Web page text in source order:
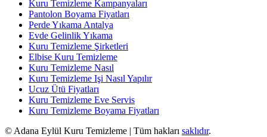
Kuru Temizleme Kampanyaları
Pantolon Boyama Fiyatları
Perde Yıkama Antalya
Evde Gelinlik Yıkama
Kuru Temizleme Şirketleri
Elbise Kuru Temizleme
Kuru Temizleme Nasıl
Kuru Temizleme Işi Nasıl Yapılır
Ucuz Ütü Fiyatları
Kuru Temizleme Eve Servis
Kuru Temizleme Boyama Fiyatları
© Adana Eylül Kuru Temizleme | Tüm hakları saklıdır.